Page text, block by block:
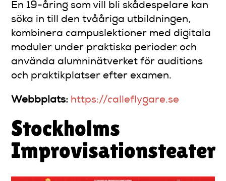
En 19-åring som vill bli skådespelare kan
söka in till den tvååriga utbildningen,
kombinera campuslektioner med digitala
moduler under praktiska perioder och
använda alumninätverket för auditions
och praktikplatser efter examen.
Webbplats: https://calleflygare.se
Stockholms
Improvisationsteater